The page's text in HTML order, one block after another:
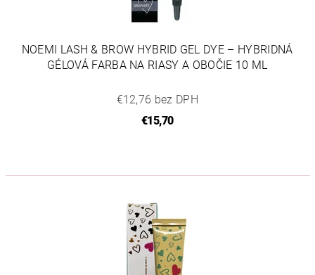
NOEMI LASH & BROW HYBRID GEL DYE – HYBRIDNÁ
GÉLOVÁ FARBA NA RIASY A OBOČIE 10 ML
€12,76 bez DPH
€15,70